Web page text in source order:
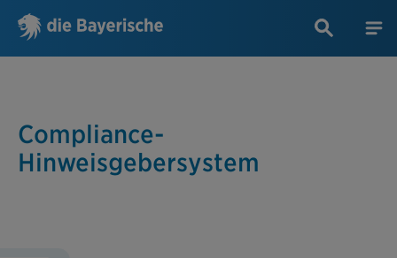
Compliance-
Hinweisgebersystem